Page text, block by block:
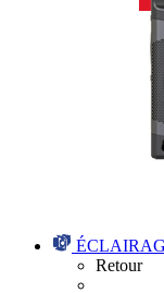
Retour